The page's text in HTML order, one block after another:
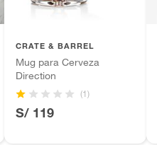
CRATE & BARREL
Mug para Cerveza
Direction
(1)
S/ 119